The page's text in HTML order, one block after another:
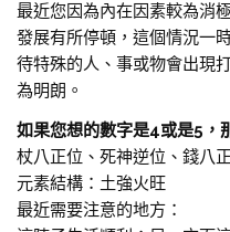
最近您因為內在因素較為消
發展有所停頓，這個情況一
待特殊的人、事或物會出現
為明朗。
如果您想的數字是4或是5，
杖八正位、死神逆位、錢八
元素結構：土強火旺
最近需要注意的地方：